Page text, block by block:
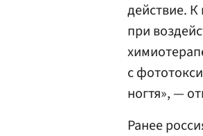
действие.
при
с
ногтя», —
Ранее